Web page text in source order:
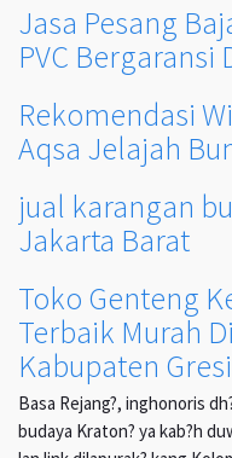
Jasa Pesang
PVC Bergaransi
Rekomendasi
Aqsa Jelajah
jual karangan
Jakarta Barat
Toko Genteng
Terbaik Murah
Kabupaten
Basa Rejang?, inghonoris
budaya Kraton? ya kab?h